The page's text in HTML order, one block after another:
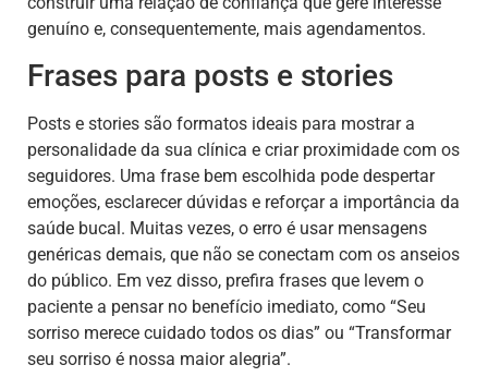
genuíno e, consequentemente, mais agendamentos.
Frases para posts e stories
Posts e stories são formatos ideais para mostrar a
personalidade da sua clínica e criar proximidade com os
seguidores. Uma frase bem escolhida pode despertar
emoções, esclarecer dúvidas e reforçar a importância da
saúde bucal. Muitas vezes, o erro é usar mensagens
genéricas demais, que não se conectam com os anseios
do público. Em vez disso, prefira frases que levem o
paciente a pensar no benefício imediato, como “Seu
sorriso merece cuidado todos os dias” ou “Transformar
seu sorriso é nossa maior alegria”.